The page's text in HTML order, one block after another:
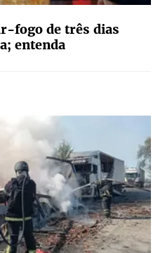
fogo de três dias
entenda